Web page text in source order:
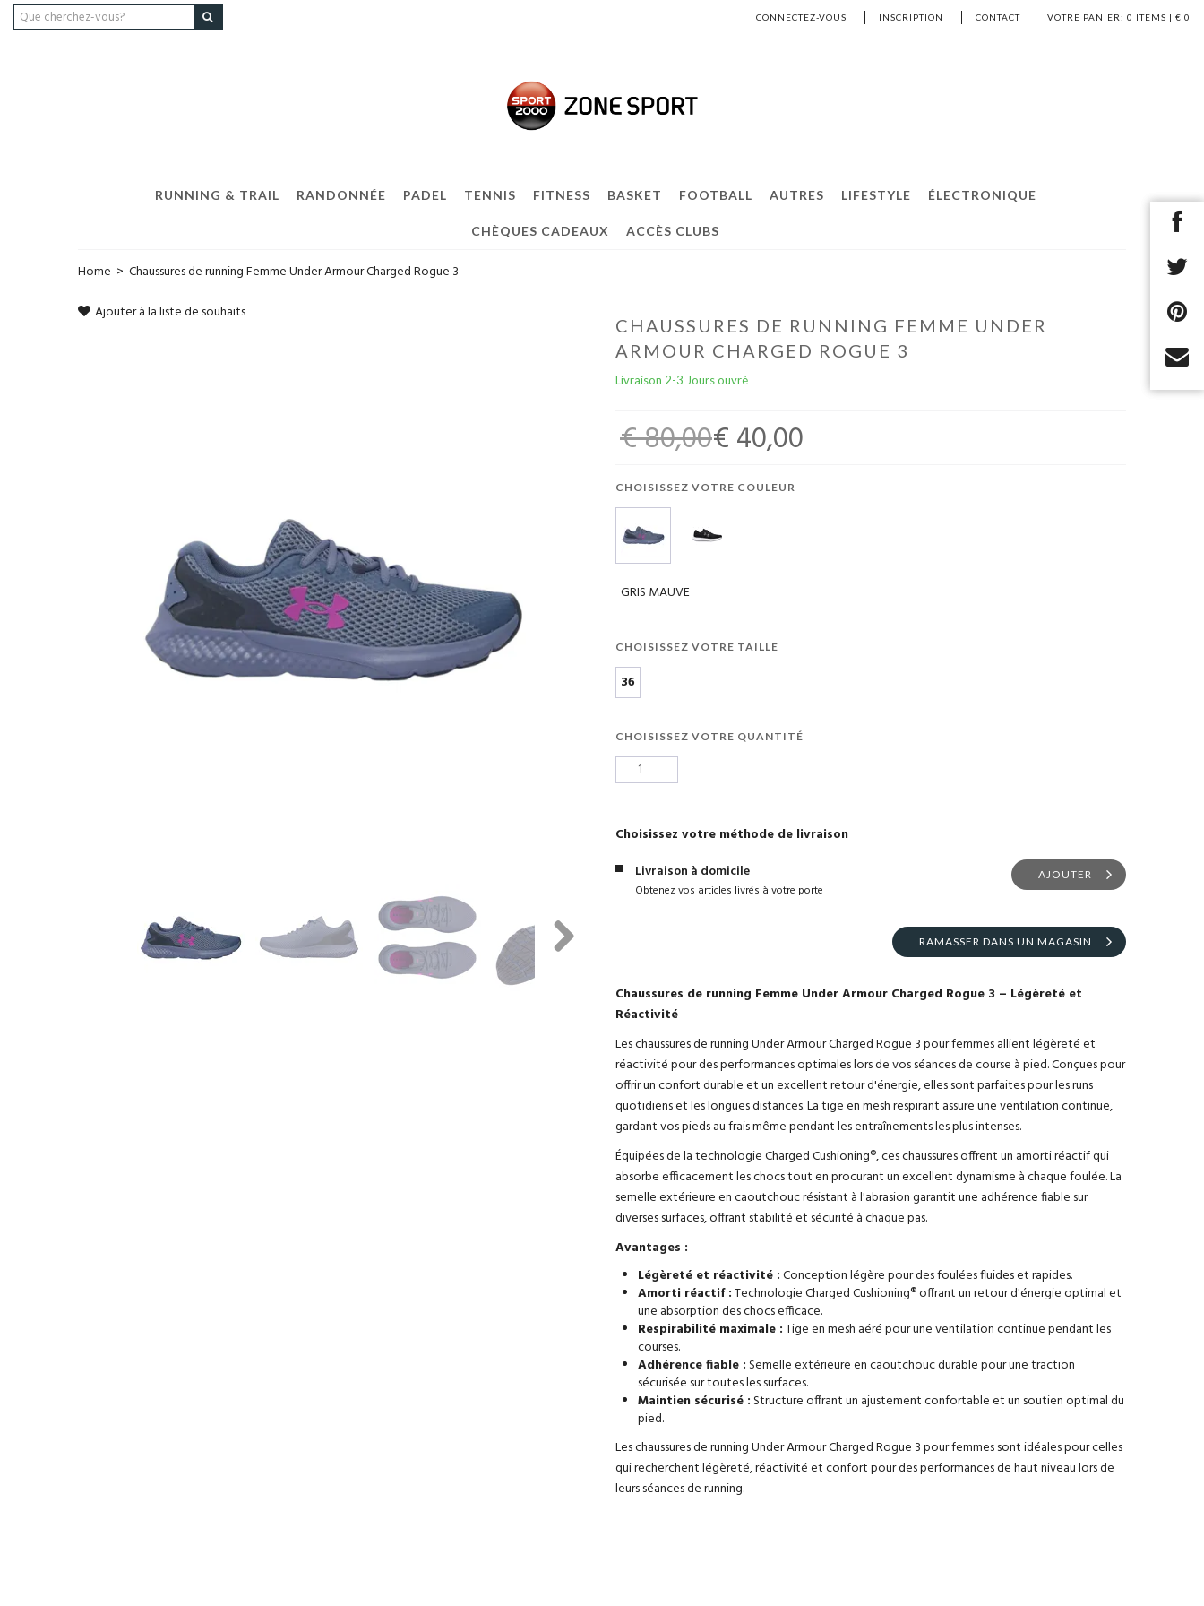
VOTRE PANIER: 0 ITEMS | € 0
CONNECTEZ-VOUS INSCRIPTION CONTACT
RUNNING & TRAIL RANDONNÉE PADEL TENNIS FITNESS BASKET FOOTBALL AUTRES LIFESTYLE ÉLECTRONIQUE
CHÈQUES CADEAUX ACCÈS CLUBS
Home > Chaussures de running Femme Under Armour Charged Rogue 3
Ajouter à la liste de souhaits
CHAUSSURES DE RUNNING FEMME UNDER
ARMOUR CHARGED ROGUE 3
Livraison 2-3 Jours ouvré
€ 80,00€ 40,00
CHOISISSEZ VOTRE COULEUR
GRIS MAUVE
CHOISISSEZ VOTRE TAILLE
36
CHOISISSEZ VOTRE QUANTITÉ
Choisissez votre méthode de livraison
Livraison à domicile
Obtenez vos articles livrés à votre porte
AJOUTER
RAMASSER DANS UN MAGASIN
Chaussures de running Femme Under Armour Charged Rogue 3 – Légèreté et
Réactivité
Les chaussures de running Under Armour Charged Rogue 3 pour femmes allient légèreté et
réactivité pour des performances optimales lors de vos séances de course à pied. Conçues pour
offrir un confort durable et un excellent retour d'énergie, elles sont parfaites pour les runs
quotidiens et les longues distances. La tige en mesh respirant assure une ventilation continue,
gardant vos pieds au frais même pendant les entraînements les plus intenses.
Équipées de la technologie Charged Cushioning®, ces chaussures offrent un amorti réactif qui
absorbe efficacement les chocs tout en procurant un excellent dynamisme à chaque foulée. La
semelle extérieure en caoutchouc résistant à l'abrasion garantit une adhérence fiable sur
diverses surfaces, offrant stabilité et sécurité à chaque pas.
Avantages :
Légèreté et réactivité :Conception légère pour des foulées fluides et rapides.
Amorti réactif :Technologie Charged Cushioning® offrant un retour d'énergie optimal et
une absorption des chocs efficace.
Respirabilité maximale :Tige en mesh aéré pour une ventilation continue pendant les
courses.
Adhérence fiable :Semelle extérieure en caoutchouc durable pour une traction
sécurisée sur toutes les surfaces.
Maintien sécurisé :Structure offrant un ajustement confortable et un soutien optimal du
pied.
Les chaussures de running Under Armour Charged Rogue 3 pour femmes sont idéales pour celles
qui recherchent légèreté, réactivité et confort pour des performances de haut niveau lors de
leurs séances de running.